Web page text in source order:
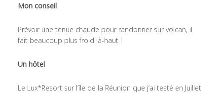
Mon conseil
Prévoir une tenue chaude pour randonner sur volcan, il
fait beaucoup plus froid là-haut !
Un hôtel
Le Lux*Resort sur l’île de la Réunion que j’ai testé en Juillet